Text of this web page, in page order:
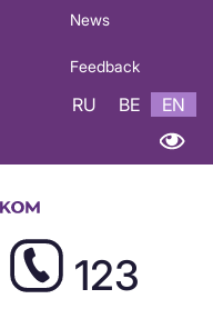
News
Feedback
RU BE EN
123